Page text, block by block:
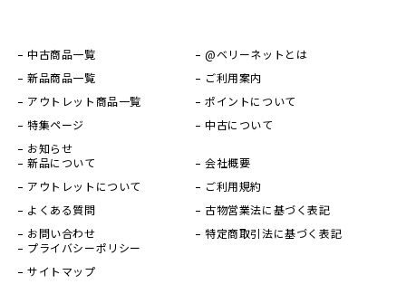
中古商品一覧
新品商品一覧
アウトレット商品一覧
特集ページ
お知らせ
@ベリーネットとは
ご利用案内
ポイントについて
中古について
新品について
アウトレットについて
よくある質問
お問い合わせ
会社概要
ご利用規約
古物営業法に基づく表記
特定商取引法に基づく表記
プライバシーポリシー
サイトマップ